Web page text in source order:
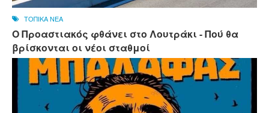
ΤΟΠΙΚΑ ΝΕΑ
Ο Προαστιακός φθάνει στο Λουτράκι - Πού θα
βρίσκονται οι νέοι σταθμοί